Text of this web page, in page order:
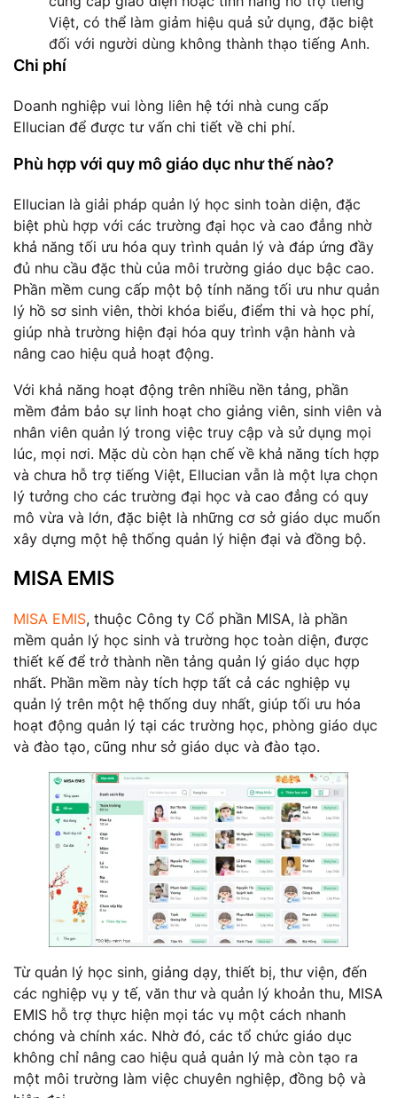
Việt, có thể làm giảm hiệu quả sử dụng, đặc biệt
đối với người dùng không thành thạo tiếng Anh.
Chi phí
Doanh nghiệp vui lòng liên hệ tới nhà cung cấp
Ellucian để được tư vấn chi tiết về chi phí.
Phù hợp với quy mô giáo dục như thế nào?
Ellucian là giải pháp quản lý học sinh toàn diện, đặc
biệt phù hợp với các trường đại học và cao đẳng nhờ
khả năng tối ưu hóa quy trình quản lý và đáp ứng đầy
đủ nhu cầu đặc thù của môi trường giáo dục bậc cao.
Phần mềm cung cấp một bộ tính năng tối ưu như quản
lý hồ sơ sinh viên, thời khóa biểu, điểm thi và học phí,
giúp nhà trường hiện đại hóa quy trình vận hành và
nâng cao hiệu quả hoạt động.
Với khả năng hoạt động trên nhiều nền tảng, phần
mềm đảm bảo sự linh hoạt cho giảng viên, sinh viên và
nhân viên quản lý trong việc truy cập và sử dụng mọi
lúc, mọi nơi. Mặc dù còn hạn chế về khả năng tích hợp
và chưa hỗ trợ tiếng Việt, Ellucian vẫn là một lựa chọn
lý tưởng cho các trường đại học và cao đẳng có quy
mô vừa và lớn, đặc biệt là những cơ sở giáo dục muốn
xây dựng một hệ thống quản lý hiện đại và đồng bộ.
MISA EMIS
MISA EMIS, thuộc Công ty Cổ phần MISA, là phần
mềm quản lý học sinh và trường học toàn diện, được
thiết kế để trở thành nền tảng quản lý giáo dục hợp
nhất. Phần mềm này tích hợp tất cả các nghiệp vụ
quản lý trên một hệ thống duy nhất, giúp tối ưu hóa
hoạt động quản lý tại các trường học, phòng giáo dục
và đào tạo, cũng như sở giáo dục và đào tạo.
Từ quản lý học sinh, giảng dạy, thiết bị, thư viện, đến
các nghiệp vụ y tế, văn thư và quản lý khoản thu, MISA
EMIS hỗ trợ thực hiện mọi tác vụ một cách nhanh
chóng và chính xác. Nhờ đó, các tổ chức giáo dục
không chỉ nâng cao hiệu quả quản lý mà còn tạo ra
một môi trường làm việc chuyên nghiệp, đồng bộ và